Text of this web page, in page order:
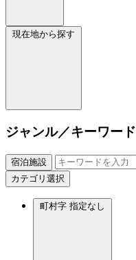
現在地から探す
ジャンル／キーワード
宿泊施設
カテゴリ選択
町村字 指定なし